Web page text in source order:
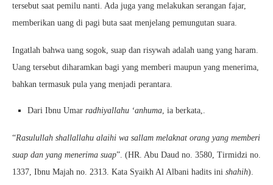
tersebut saat pemilu nanti. Ada juga yang melakukan serangan fajar,
memberikan uang di pagi buta saat menjelang pemungutan suara.
Ingatlah bahwa uang sogok, suap dan risywah adalah uang yang haram.
Uang tersebut diharamkan bagi yang memberi maupun yang menerima,
bahkan termasuk pula yang menjadi perantara.
Dari Ibnu Umar radhiyallahu ‘anhuma, ia berkata,.
“Rasulullah shallallahu alaihi wa sallam melaknat orang yang memberi
suap dan yang menerima suap”. (HR. Abu Daud no. 3580, Tirmidzi no.
1337, Ibnu Majah no. 2313. Kata Syaikh Al Albani hadits ini shahih).